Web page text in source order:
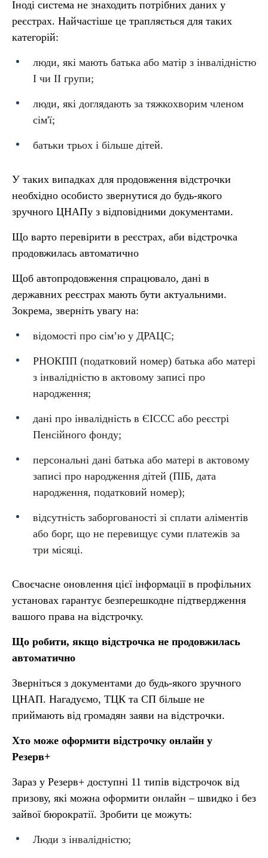
Іноді система не знаходить потрібних даних у
реєстрах. Найчастіше це трапляється для таких
категорій:
люди, які мають батька або матір з інвалідністю
I чи II групи;
люди, які доглядають за тяжкохворим членом
сім'ї;
батьки трьох і більше дітей.
У таких випадках для продовження відстрочки
необхідно особисто звернутися до будь-якого
зручного ЦНАПу з відповідними документами.
Що варто перевірити в реєстрах, аби відстрочка
продовжилась автоматично
Щоб автопродовження спрацювало, дані в
державних реєстрах мають бути актуальними.
Зокрема, зверніть увагу на:
відомості про сімʼю у ДРАЦС;
РНОКПП (податковий номер) батька або матері
з інвалідністю в актовому записі про
народження;
дані про інвалідність в ЄІССС або реєстрі
Пенсійного фонду;
персональні дані батька або матері в актовому
записі про народження дітей (ПІБ, дата
народження, податковий номер);
відсутність заборгованості зі сплати аліментів
або борг, що не перевищує суми платежів за
три місяці.
Своєчасне оновлення цієї інформації в профільних
установах гарантує безперешкодне підтвердження
вашого права на відстрочку.
Що робити, якщо відстрочка не продовжилась
автоматично
Зверніться з документами до будь-якого зручного
ЦНАП. Нагадуємо, ТЦК та СП більше не
приймають від громадян заяви на відстрочки.
Хто може оформити відстрочку онлайн у
Резерв+
Зараз у Резерв+ доступні 11 типів відстрочок від
призову, які можна оформити онлайн – швидко і без
зайвої бюрократії. Зробити це можуть:
Люди з інвалідністю;